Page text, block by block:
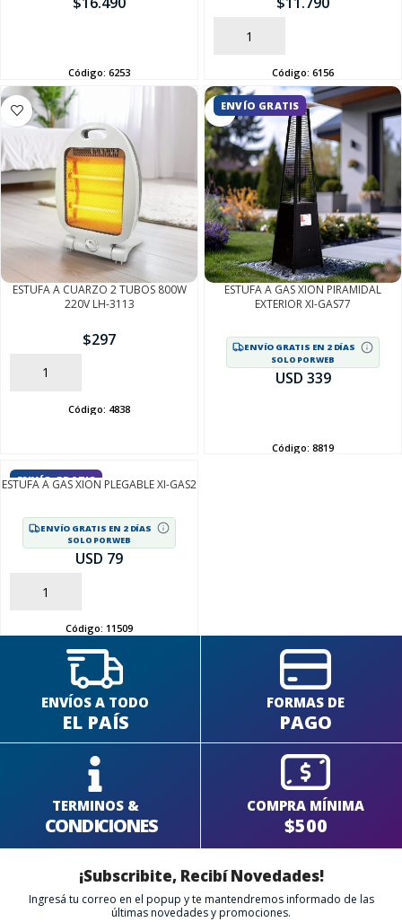
Código: 6253
AÑADIR
Código: 6156
ESTUFA A CUARZO 2 TUBOS 800W
220V LH-3113
$297
AÑADIR
Código: 4838
ENVÍO GRATIS
ESTUFA A GAS XION PIRAMIDAL
EXTERIOR XI-GAS77
ENVÍO GRATIS EN 2 DÍAS
SOLO POR WEB
USD 339
Código: 8819
ENVÍO GRATIS
ESTUFA A GAS XION PLEGABLE XI-GAS2
ENVÍO GRATIS EN 2 DÍAS
SOLO POR WEB
USD 79
AÑADIR
Código: 11509
ENVÍOS A TODO
EL PAÍS
FORMAS DE
PAGO
TERMINOS &
CONDICIONES
COMPRA MÍNIMA
$500
¡Subscribite, Recibí Novedades!
Ingresá tu correo en el popup y te mantendremos informado de las
últimas novedades y promociones.
SEGUÍ COMPRANDO
FINALIZÁ TU COMPRA